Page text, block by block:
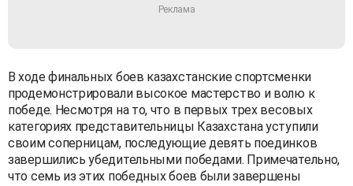
В ходе финальных боев казахстанские спортсменки
продемонстрировали высокое мастерство и волю к
победе. Несмотря на то, что в первых трех весовых
категориях представительницы Казахстана уступили
своим соперницам, последующие девять поединков
завершились убедительными победами. Примечательно,
что семь из этих победных боев были завершены